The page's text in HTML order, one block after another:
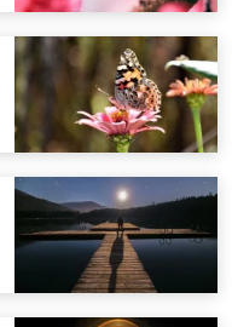
את הרשת:
מלכי המלכים,
את בניך!"